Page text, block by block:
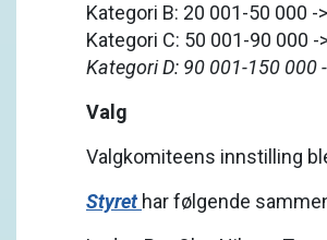
Kategori B: 20 001-50 000
Kategori C: 50 001-90 000
Kategori D: 90 001-150 000
Valg
Valgkomiteens innstilling
Styret har følgende